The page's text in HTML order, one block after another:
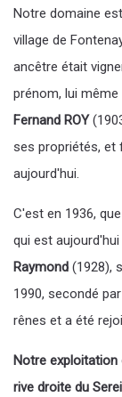
Notre domaine
village de
ancêtre était
prénom, lui
Fernand ROY
ses propriétés, et
aujourd'hui.
C'est en 1936, que
qui est
Raymond (1928),
1990, secondé
rênes et a été
Notre exploitation
rive droite du